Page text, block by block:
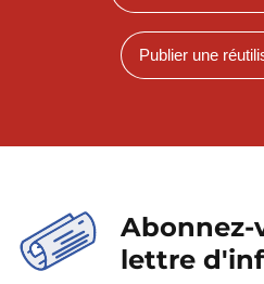
Publier une
Abonnez-
lettre